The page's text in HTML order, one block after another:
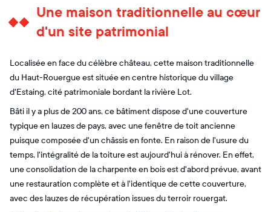
Une maison traditionnelle au cœur
d'un site patrimonial
Localisée en face du célèbre château, cette maison traditionnelle
du Haut-Rouergue est située en centre historique du village
d'Estaing, cité patrimoniale bordant la rivière Lot.
Bâti il y a plus de 200 ans, ce bâtiment dispose d'une couverture
typique en lauzes de pays, avec une fenêtre de toit ancienne
puisque composée d'un châssis en fonte. En raison de l'usure du
temps, l'intégralité de la toiture est aujourd'hui à rénover. En effet,
une consolidation de la charpente en bois est d'abord prévue, avant
une restauration complète et à l'identique de cette couverture,
avec des lauzes de récupération issues du terroir rouergat.